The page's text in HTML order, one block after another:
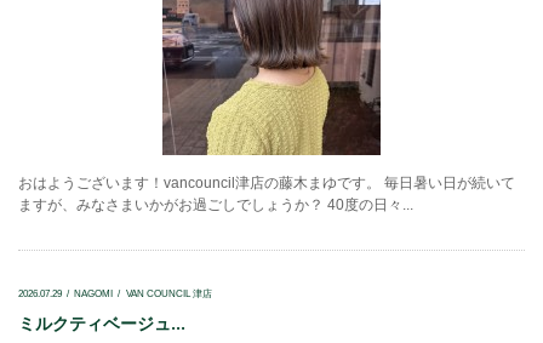
おはようございます！vancouncil津店の藤木まゆです。 毎日暑い日が続いて
ますが、みなさまいかがお過ごしでしょうか？ 40度の日々...
2026.07.29 NAGOMI VAN COUNCIL 津店
ミルクティベージュ...